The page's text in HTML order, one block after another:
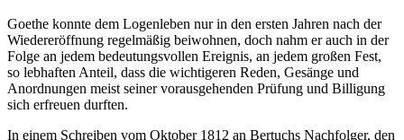
Goethe konnte dem Logenleben nur in den ersten Jahren nach der
Wiedereröffnung regelmäßig beiwohnen, doch nahm er auch in der
Folge an jedem bedeutungsvollen Ereignis, an jedem großen Fest,
so lebhaften Anteil, dass die wichtigeren Reden, Gesänge und
Anordnungen meist seiner vorausgehenden Prüfung und Billigung
sich erfreuen durften.
In einem Schreiben vom Oktober 1812 an Bertuchs Nachfolger, den